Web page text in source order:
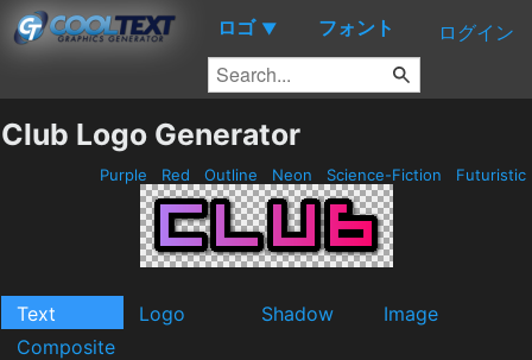
ロゴ ▼ フォント ログイン
Club Logo Generator
Purple Red Outline Neon Science-Fiction Futuristic
Text Logo Shadow
Image
Composite